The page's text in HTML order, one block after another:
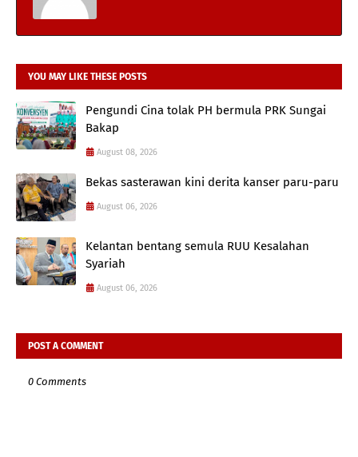
YOU MAY LIKE THESE POSTS
Pengundi Cina tolak PH bermula PRK Sungai
Bakap
August 08, 2026
Bekas sasterawan kini derita kanser paru-paru
August 06, 2026
Kelantan bentang semula RUU Kesalahan
Syariah
August 06, 2026
POST A COMMENT
0 Comments